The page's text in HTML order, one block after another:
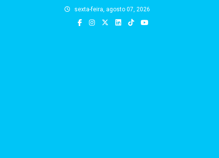
sexta-feira, agosto 07, 2026